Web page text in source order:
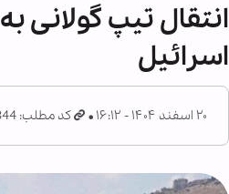
انتقال تیپ گولانی
اسرائیل
۲۰ اسفند ۱۴۰۴ - ۱۶:۱۲ کد مطلب: 1790844